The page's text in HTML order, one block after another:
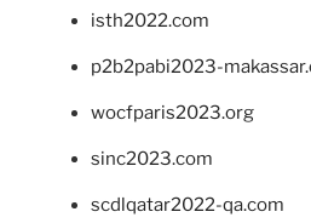
isth2022.com
p2b2pabi2023-
wocfparis2023.org
sinc2023.com
scdlqatar2022-qa.com